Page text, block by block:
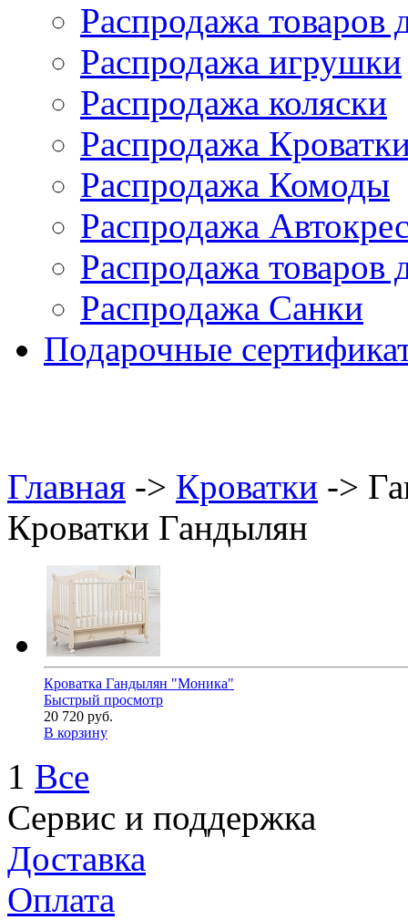
Распродажа товаров
Распродажа игрушки
Распродажа коляски
Распродажа
Распродажа Комоды
Распродажа
Распродажа
Распродажа Санки
Подарочные
Главная -> Кроватки ->
Кроватки Гандылян
Кроватка Гандылян "Моника"
Быстрый просмотр
20 720 руб.
В корзину
1 Все
Сервис и поддержка
Доставка
Оплата